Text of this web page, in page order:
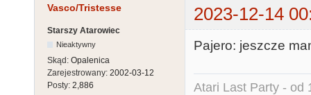
Vasco/Tristesse 2023-12-14
Starszy Atarowiec
Nieaktywny
Skąd: Opalenica
Zarejestrowany: 2002-03-12
Posty: 2,886
Pajero: jeszcze
Atari Last Party - od